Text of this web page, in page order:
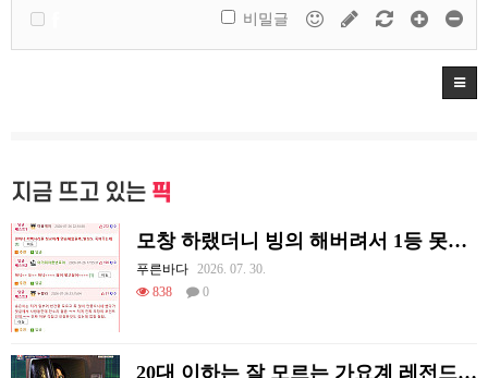
비밀글
지금 뜨고 있는 픽
모창 하랬더니 빙의 해버려서 1등 못한 사람
푸른바다 2026. 07. 30.
838
0
20대 이하는 잘 모르는 가요계 레전드 썰